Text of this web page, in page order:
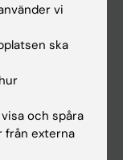
vi
ska
och spåra
från externa